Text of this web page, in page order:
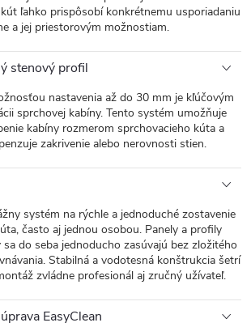
ľahko prispôsobí konkrétnemu usporiadaniu
a jej priestorovým možnostiam.
stenový profil
nastavenia až do 30 mm je kľúčovým
sprchovej kabíny. Tento systém umožňuje
kabíny rozmerom sprchovacieho kúta a
zakrivenie alebo nerovnosti stien.
systém na rýchle a jednoduché zostavenie
často aj jednou osobou. Panely a profily
do seba jednoducho zasúvajú bez zložitého
Stabilná a vodotesná konštrukcia šetrí
zvládne profesionál aj zručný užívateľ.
EasyClean